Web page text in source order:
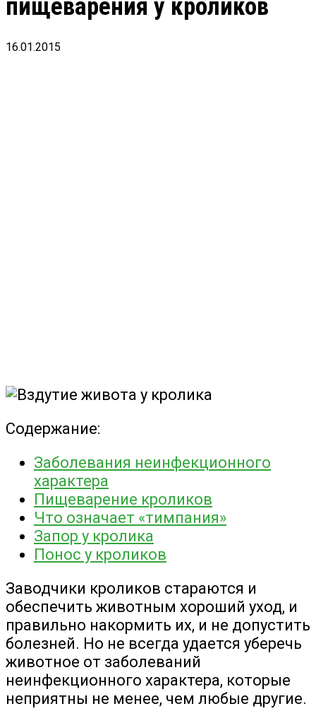
пищеварения у кроликов
16.01.2015
Содержание:
Заболевания неинфекционного
характера
Пищеварение кроликов
Что означает «тимпания»
Запор у кролика
Понос у кроликов
Заводчики кроликов стараются и
обеспечить животным хороший уход, и
правильно накормить их, и не допустить
болезней. Но не всегда удается уберечь
животное от заболеваний
неинфекционного характера, которые
неприятны не менее, чем любые другие.